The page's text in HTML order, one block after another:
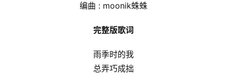
编曲 : moonik蛛蛛
完整版歌词
雨季时的我
总弄巧成拙